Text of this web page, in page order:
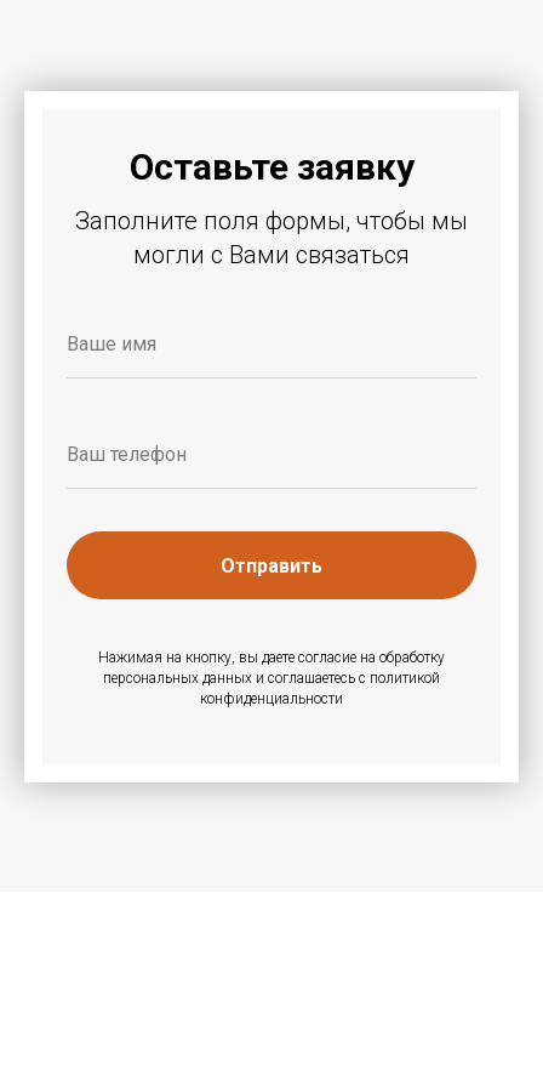
Оставьте заявку
Заполните поля формы, чтобы мы
могли c Вами связаться
Отправить
Нажимая на кнопку, вы даете согласие на обработку
персональных данных и соглашаетесь c политикой
конфиденциальности